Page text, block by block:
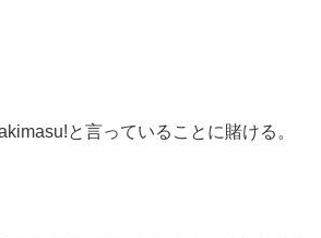
と言っていることに賭ける。